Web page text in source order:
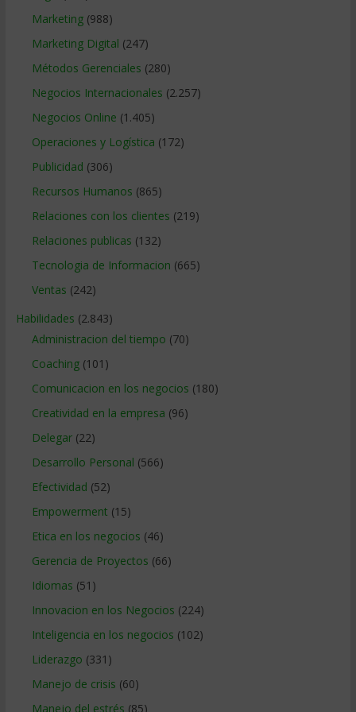
Marketing(988)
Marketing Digital (247)
Métodos Gerenciales (280)
Negocios Internacionales (2.257)
Negocios Online (1.405)
Operaciones y Logística (172)
Publicidad (306)
Recursos Humanos (865)
Relaciones con los clientes (219)
Relaciones publicas (132)
Tecnologia de Informacion (665)
Ventas (242)
Habilidades (2.843)
Administracion del tiempo (70)
Coaching(101)
Comunicacion en los negocios (180)
Creatividad en la empresa (96)
Delegar(22)
Desarrollo Personal (566)
Efectividad (52)
Empowerment (15)
Etica en los negocios (46)
Gerencia de Proyectos (66)
Idiomas (51)
Innovacion en los Negocios (224)
Inteligencia en los negocios (102)
Liderazgo (331)
Manejo de crisis (60)
Manejo del estrés (85)